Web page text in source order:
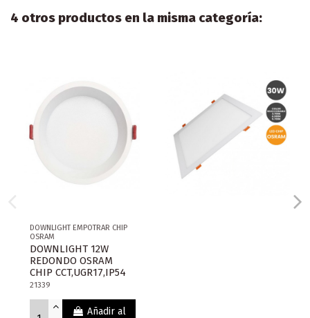
4 otros productos en la misma categoría:
DOWNLIGHT EMPOTRAR CHIP
OSRAM
DOWNLIGHT 12W
REDONDO OSRAM
CHIP CCT,UGR17,IP54
21339
Añadir al